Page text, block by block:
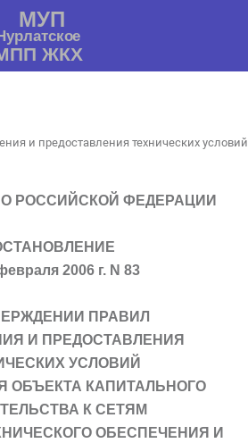
и предоставления технических условий
РОССИЙСКОЙ ФЕДЕРАЦИИ
2006 г. N 83
ПРАВИЛ
И ПРЕДОСТАВЛЕНИЯ
УСЛОВИЙ
ОБЪЕКТА КАПИТАЛЬНОГО
К СЕТЯМ
ОБЕСПЕЧЕНИЯ И